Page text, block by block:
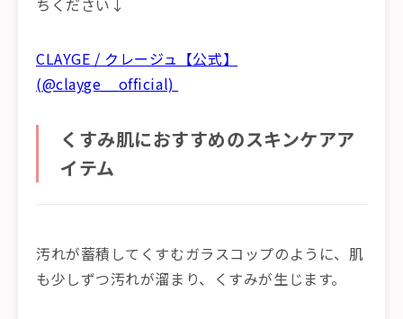
CLAYGE / クレージュ【公式】
(@clayge__official)
くすみ肌におすすめのスキンケアア
イテム
汚れが蓄積してくすむガラスコップのように、肌
も少しずつ汚れが溜まり、くすみが生じます。